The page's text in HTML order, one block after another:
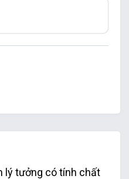
lý tưởng có tính chất